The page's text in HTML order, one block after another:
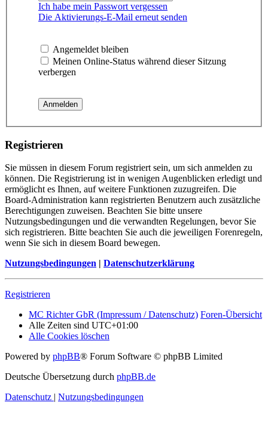
Ich habe mein Passwort vergessen
Die Aktivierungs-E-Mail erneut senden
Angemeldet bleiben
Meinen Online-Status während dieser Sitzung
verbergen
Registrieren
Sie müssen in diesem Forum registriert sein, um sich anmelden zu
können. Die Registrierung ist in wenigen Augenblicken erledigt und
ermöglicht es Ihnen, auf weitere Funktionen zuzugreifen. Die
Board-Administration kann registrierten Benutzern auch zusätzliche
Berechtigungen zuweisen. Beachten Sie bitte unsere
Nutzungsbedingungen und die verwandten Regelungen, bevor Sie
sich registrieren. Bitte beachten Sie auch die jeweiligen Forenregeln,
wenn Sie sich in diesem Board bewegen.
Nutzungsbedingungen | Datenschutzerklärung
Registrieren
MC Richter GbR (Impressum / Datenschutz) Foren-Übersicht
Alle Zeiten sind UTC+01:00
Alle Cookies löschen
Powered by phpBB® Forum Software © phpBB Limited
Deutsche Übersetzung durch phpBB.de
Datenschutz | Nutzungsbedingungen